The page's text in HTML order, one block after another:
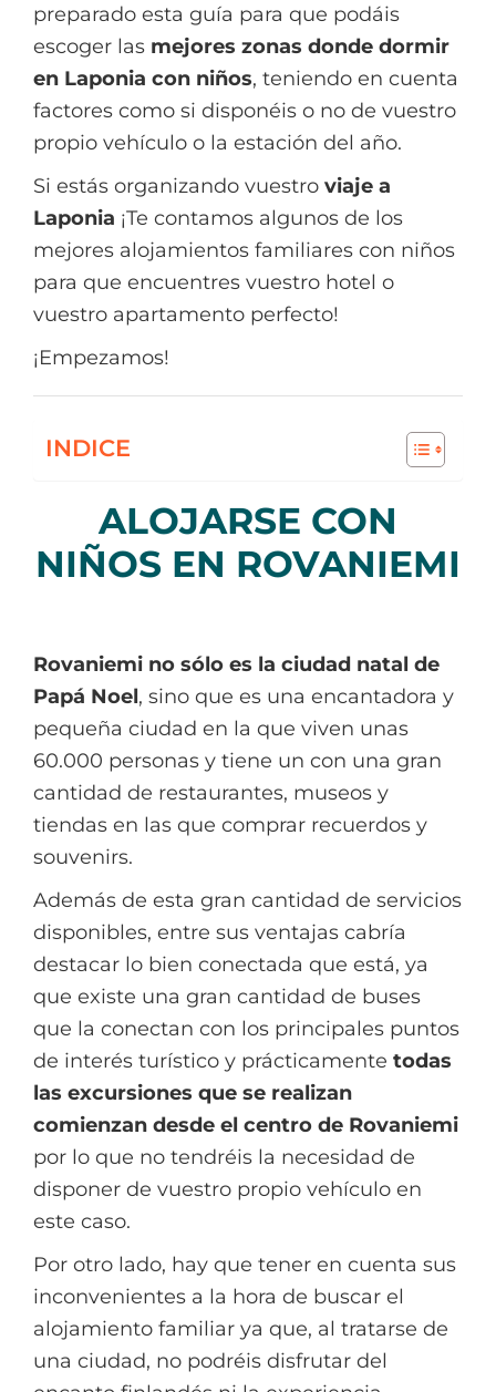
preparado esta guía para que podáis
escoger las mejores zonas donde dormir
en Laponia con niños, teniendo en cuenta
factores como si disponéis o no de vuestro
propio vehículo o la estación del año.
Si estás organizando vuestro viaje a
Laponia ¡Te contamos algunos de los
mejores alojamientos familiares con niños
para que encuentres vuestro hotel o
vuestro apartamento perfecto!
¡Empezamos!
INDICE
ALOJARSE CON
NIÑOS EN ROVANIEMI
Rovaniemi no sólo es la ciudad natal de
Papá Noel, sino que es una encantadora y
pequeña ciudad en la que viven unas
60.000 personas y tiene un con una gran
cantidad de restaurantes, museos y
tiendas en las que comprar recuerdos y
souvenirs.
Además de esta gran cantidad de servicios
disponibles, entre sus ventajas cabría
destacar lo bien conectada que está, ya
que existe una gran cantidad de buses
que la conectan con los principales puntos
de interés turístico y prácticamente todas
las excursiones que se realizan
comienzan desde el centro de Rovaniemi
por lo que no tendréis la necesidad de
disponer de vuestro propio vehículo en
este caso.
Por otro lado, hay que tener en cuenta sus
inconvenientes a la hora de buscar el
alojamiento familiar ya que, al tratarse de
una ciudad, no podréis disfrutar del